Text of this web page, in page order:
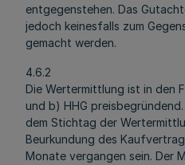
entgegenstehen. Das
jedoch keinesfalls zum
gemacht werden.
4.6.2
Die Wertermittlung ist in den
und b) HHG
dem Stichtag der
Beurkundung des
Monate vergangen sein. Der